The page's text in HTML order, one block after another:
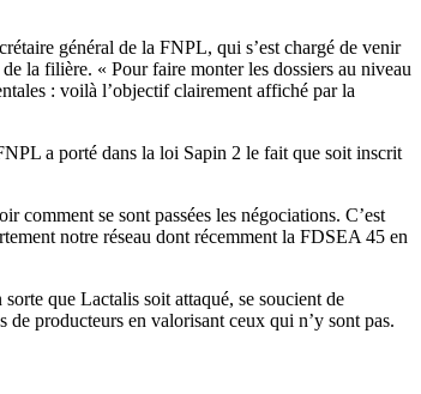
général de la FNPL, qui s’est chargé de venir
la filière. « Pour faire monter les dossiers au niveau
: voilà l’objectif clairement affiché par la
a porté dans la loi Sapin 2 le fait que soit inscrit
comment se sont passées les négociations. C’est
notre réseau dont récemment la FDSEA 45 en
que Lactalis soit attaqué, se soucient de
producteurs en valorisant ceux qui n’y sont pas.